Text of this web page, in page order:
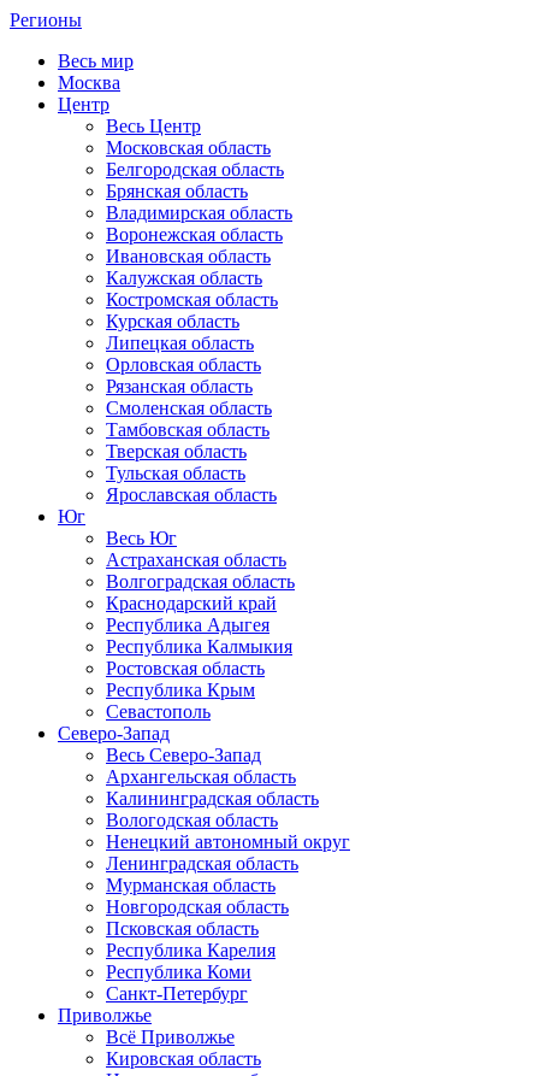
Регионы
Весь мир
Москва
Центр
Весь Центр
Московская область
Белгородская область
Брянская область
Владимирская область
Воронежская область
Ивановская область
Калужская область
Костромская область
Курская область
Липецкая область
Орловская область
Рязанская область
Смоленская область
Тамбовская область
Тверская область
Тульская область
Ярославская область
Юг
Весь Юг
Астраханская область
Волгоградская область
Краснодарский край
Республика Адыгея
Республика Калмыкия
Ростовская область
Республика Крым
Севастополь
Северо-Запад
Весь Северо-Запад
Архангельская область
Калининградская область
Вологодская область
Ненецкий автономный округ
Ленинградская область
Мурманская область
Новгородская область
Псковская область
Республика Карелия
Республика Коми
Санкт-Петербург
Приволжье
Всё Приволжье
Кировская область